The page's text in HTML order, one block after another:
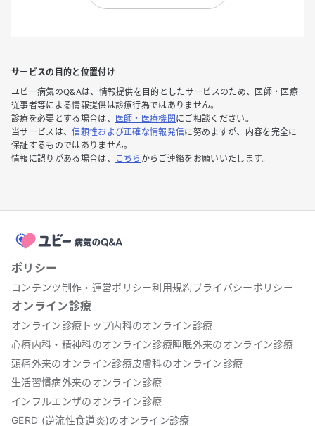
サービスの目的と位置付け
ユビー病気のQ&Aは、情報提供を目的としたサービスのため、医師・医療
従事者等による情報提供は診療行為ではありません。
診療を必要とする場合は、
医師・医療機関 にご相談ください。
当サービスは、信頼性および正確な情報発信に努めますが、内容を完全に
保証するものではありません。
情報に誤りがある場合は、
こちら からご連絡をお願いいたします。
ポリシー
コンテンツ制作・運営ポリシー利用規約プライバシーポリシー
オンライン診療
オンライン診療トップ内科のオンライン診療
心療内科・精神科のオンライン診療睡眠外来のオンライン診療
頭痛外来のオンライン診療皮膚科のオンライン診療
生活習慣病外来のオンライン診療
インフルエンザのオンライン診療
GERD (逆流性食道炎)のオンライン診療